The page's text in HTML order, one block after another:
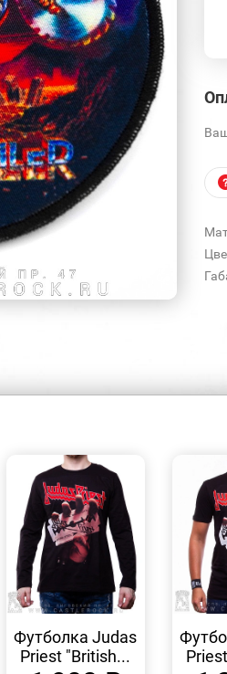
ПРОСМОТР
Футболка Judas
Priest "British...